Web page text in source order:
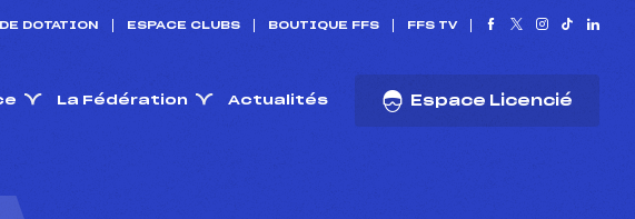
DOTATION ESPACE CLUBS BOUTIQUE FFS FFS TV
La Fédération Actualités Espace Licencié